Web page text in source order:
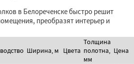
в Белореченске быстро решит
преобразят интерьер и
Ширина, м Цвета
Толщина
полотна,
мм
Цена